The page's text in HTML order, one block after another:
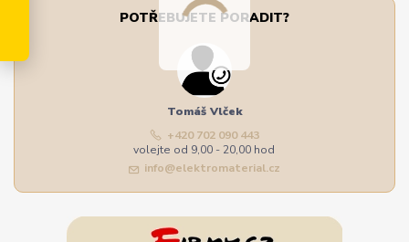
POTŘEBUJETE PORADIT?
Tomáš Vlček
+420 702 090 443
volejte od 9,00 - 20,00 hod
info@elektromaterial.cz